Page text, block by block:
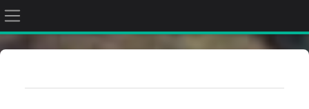
Passer au contenu principal
Panneau latéral